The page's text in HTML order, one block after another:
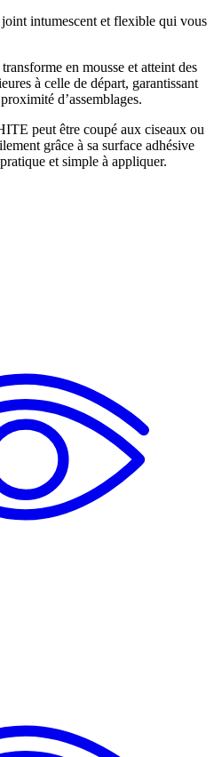
intumescent et flexible qui vous
en mousse et atteint des
à celle de départ, garantissant
d’assemblages.
peut être coupé aux ciseaux ou
grâce à sa surface adhésive
et simple à appliquer.